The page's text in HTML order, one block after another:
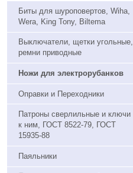
Биты для шуроповертов, Wiha,
Wera, King Tony, Biltema
Выключатели, щетки угольные,
ремни приводные
Ножи для электрорубанков
Оправки и Переходники
Патроны сверлильные и ключи
к ним, ГОСТ 8522-79, ГОСТ
15935-88
Паяльники